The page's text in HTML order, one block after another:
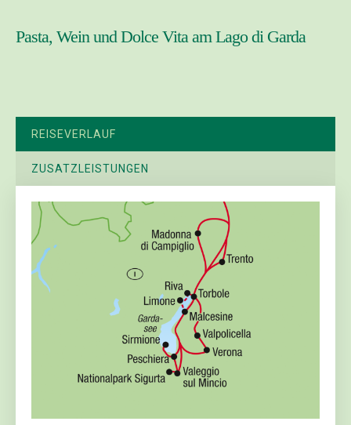
Pasta, Wein und Dolce Vita am Lago di Garda
REISEVERLAUF
ZUSATZLEISTUNGEN